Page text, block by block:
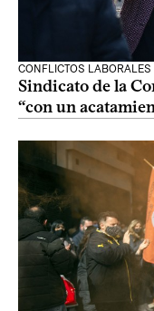
CONFLICTOS LABORALES
Sindicato de la
“con un